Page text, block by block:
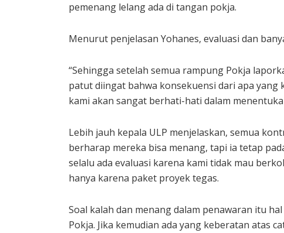
pemenang lelang ada di tangan pokja.
Menurut penjelasan Yohanes, evaluasi dan
“Sehingga setelah semua rampung Pokja
patut diingat bahwa konsekuensi dari apa
kami akan sangat berhati-hati dalam
Lebih jauh kepala ULP menjelaskan, semua
berharap mereka bisa menang, tapi ia tetap
selalu ada evaluasi karena kami tidak mau
hanya karena paket proyek tegas.
Soal kalah dan menang dalam penawaran itu
Pokja. Jika kemudian ada yang keberatan atas